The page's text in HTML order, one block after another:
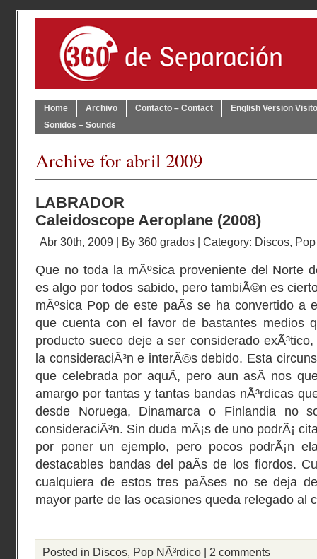
Home Archivo Contacto – Contact
English Version
Sonidos – Sounds
Archive for abril 2009
LABRADOR
Caleidoscope Aeroplane (2008)
Abr 30th, 2009 | By 360 grados | Category: Discos,
Que no toda la mÃºsica proveniente del Norte
es algo por todos sabido, pero tambiÃ©n es
mÃºsica Pop de este paÃ­s se ha convertido a
que cuenta con el favor de bastantes medios
producto sueco deje a ser considerado
la consideraciÃ³n e interÃ©s debido. Esta
que celebrada por aquÃ­, pero aun asÃ­ nos
amargo por tantas y tantas bandas nÃ³rdicas
desde Noruega, Dinamarca o Finlandia no
consideraciÃ³n. Sin duda mÃ¡s de uno podrÃ¡
por poner un ejemplo, pero pocos podrÃ¡n
destacables bandas del paÃ­s de los fiordos.
cualquiera de estos tres paÃ­ses no se deja
mayor parte de las ocasiones queda relegado al
Posted in Discos, Pop NÃ³rdico | 2 comments